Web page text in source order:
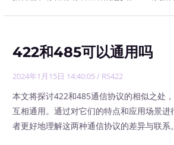
422和485可以通用吗
2024年1月15日 14:40:05/ RS422
本文将探讨422和485通信协议的相似之处
互相通用。通过对它们的特点和应用场景进
者更好地理解这两种通信协议的差异与联系